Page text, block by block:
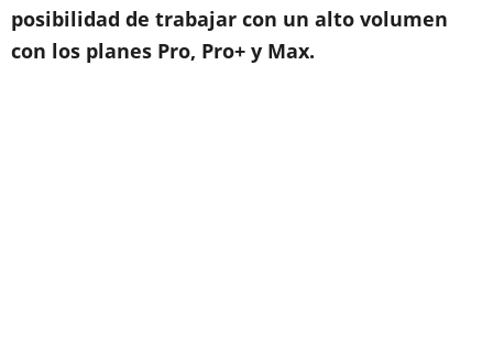
posibilidad de trabajar con un alto volumen
con los planes Pro, Pro+ y Max.